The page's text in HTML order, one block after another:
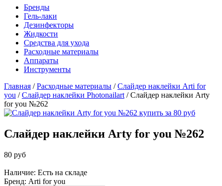
Бренды
Гель-лаки
Дезинфекторы
Жидкости
Средства для ухода
Расходные материалы
Аппараты
Инструменты
Главная /Расходные материалы /Слайдер наклейки Arti for
you /Слайдер наклейки Photonailart /Слайдер наклейки Arty
for you №262
Слайдер наклейки Arty for you №262
80 руб
Наличие: Есть на складе
Бренд: Arti for you